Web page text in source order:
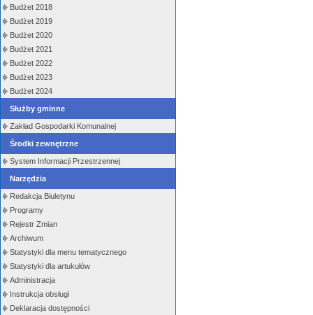
Budżet 2018
Budżet 2019
Budżet 2020
Budżet 2021
Budżet 2022
Budżet 2023
Budżet 2024
Służby gminne
Zakład Gospodarki Komunalnej
Środki zewnętrzne
System Informacji Przestrzennej
Narzędzia
Redakcja Biuletynu
Programy
Rejestr Zmian
Archiwum
Statystyki dla menu tematycznego
Statystyki dla artukułów
Administracja
Instrukcja obsługi
Deklaracja dostępności